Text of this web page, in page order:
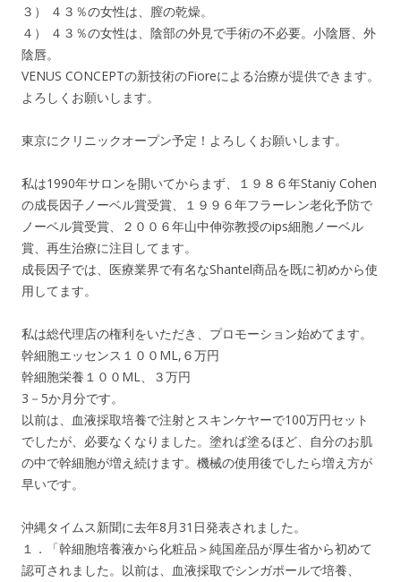
３） ４３％の女性は、膣の乾燥。
４） ４３％の女性は、陰部の外見で手術の不必要。小陰唇、外
陰唇。
VENUS CONCEPTの新技術のFioreによる治療が提供できます。
よろしくお願いします。
東京にクリニックオープン予定！よろしくお願いします。
私は1990年サロンを開いてからまず、１９８６年Staniy Cohen
の成長因子ノーベル賞受賞、１９９６年フラーレン老化予防で
ノーベル賞受賞、２００６年山中伸弥教授のips細胞ノーベル
賞、再生治療に注目してます。
成長因子では、医療業界で有名なShantel商品を既に初めから使
用してます。
私は総代理店の権利をいただき、プロモーション始めてます。
幹細胞エッセンス１００ML,６万円
幹細胞栄養１００ML、３万円
3－5か月分です。
以前は、血液採取培養で注射とスキンケヤーで100万円セット
でしたが、必要なくなりました。塗れば塗るほど、自分のお肌
の中で幹細胞が増え続けます。機械の使用後でしたら増え方が
早いです。
沖縄タイムス新聞に去年8月31日発表されました。
１．「幹細胞培養液から化粧品＞純国産品が厚生省から初めて
認可されました。以前は、血液採取でシンガポールで培養、